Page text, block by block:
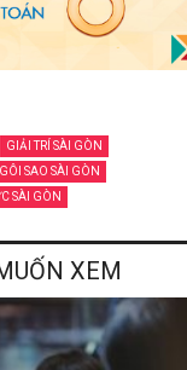
GIẢI TRÍ SÀI GÒN
SAO SÀI GÒN
SÀI GÒN
XEM